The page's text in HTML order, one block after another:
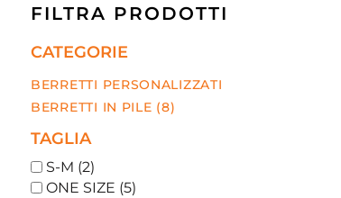
FILTRA PRODOTTI
CATEGORIE
BERRETTI PERSONALIZZATI
BERRETTI IN PILE (8)
TAGLIA
S-M (2)
ONE SIZE (5)
ACCESSO
REGISTRATI
CARRELLO: 0 ARTICOLO